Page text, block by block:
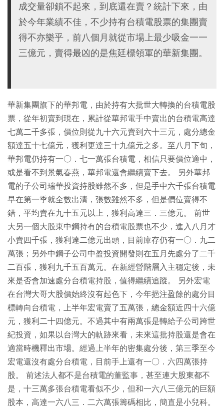
成交量卻鎖不起來，到底還在賣？統計下來，由
於今年業績不佳，不少持有台積電股票的集團賣
得不亦樂乎，前八個月就從市場上最少吸金一一
三億元，賣得最凶的是焦廷標領軍的華新集團。
華新集團旗下的華邦電，由於持有大批世大轉換的台積電股
票，從年初賣到現在，累計從華邦電手中賣出的台積電高達
七萬二千多張，價位則從九十六元賣到六十三元，處分總金
額達五十七億元，獲利更達三十九億元之多。至八月下旬，
華邦電仍持有一○．七一萬張台積電，相信只要價位適中，
或是看不到景氣春燕，華邦電還會繼續賣下去。 另外華邦
電的子公司瑞華投資持股雖然不多，但是手中六千張台積電
早在第一季就全數出清，張數雖然不多，但是價位賣得不
錯，平均賣在九十五元以上，獲利高達三．三億元。 前世
大另一個大股東中鋼持有的台積電股票也不少，進入八月才
小賣四千張，獲利達二億元出頭，目前庫存仍有一○．九二
萬張；另外中鋼子公司中盈投資開發則在五月先處分了二千
二百張，獲利九千五百萬元。在新經營階層入主穩定後，未
來是否會加速處分台積電持股，值得繼續追蹤。 另外宏電
在台灣大哥大股價始終沒有起色下，今年挹注盈餘的處分目
標轉向台積電，上半年宏電賣了五萬張，總金額近四十六億
元，獲利二十四億元。不過其中有兩萬張是轉給子公司跨世
紀投資，如果以台灣大的軌跡來看，未來這批持股還是會在
適當時機釋出市場。經過上半年的密集處分後，第三季至今
宏電還沒有處分台積電，目前手上還有一○．六四萬張持
股。 前述法人都不是台積電的董監事，甚至連大股東都不
是，十三萬多張台積電看似不少，但和一六八三億元的巨額
股本，高達一六八三．二六萬張籌碼相比，簡直是小兒科。